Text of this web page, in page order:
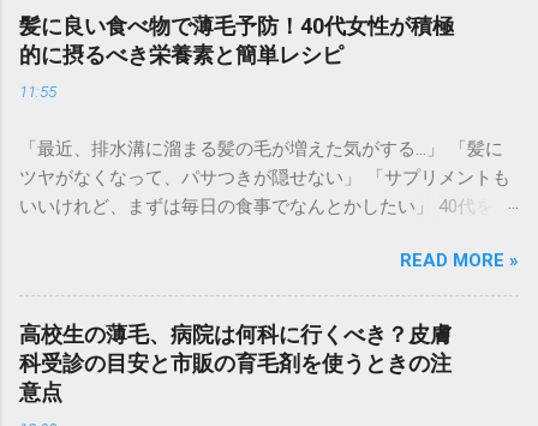
す。育毛には時間がかかりますが、冠婚葬祭は待ってくれま
せん。 実は、現代の「大人の身だしなみ」として、 即日で薄
毛をカバーして若々しい印象を取り戻すテクニック が定着し
つつあります。マナーとしての清潔感を整え、自信を持って
す。 なぜ冠婚葬祭では「薄毛カバー」が重要なのか？ 冠婚葬
祭は、久々に会う親戚や知人が一堂に会する場です。そこで
の第一印象は、その後のイメージに大きく影響を与えます。
肌の白さが強調されます。そのため、地肌の透けが普段より
も目立ってしまう傾向があります。 写真や動画に残る : 結婚
式などの慶事では、一生残る写真に記録されます。後で見返
したときに後悔しない準備が必要です。 清潔感とエチケット :
髪を整えることは、相手への敬意でもあります。ボリューム
髪に良い食べ物で薄毛予防！40代女性が積極
的に摂るべき栄養素と簡単レシピ
11:55
「最近、排水溝に溜まる髪の毛が増えた気がする…」 「髪に
ツヤがなくなって、パサつきが隠せない」 「サプリメントも
いいけれど、まずは毎日の食事でなんとかしたい」 40代を迎
す。実は、髪は「血余（けつよ）」とも呼ばれ、体内の栄養
が十分に行き渡った後、最後に余った栄養で作られる場所。
つまり、**髪の悩みは「体からの栄養不足のサイン」**かも
しれません。 高級なシャンプーや育毛剤を使う前に、まずは
体の中から「髪の材料」を届けてあげることが、根本的な薄
毛予防への近道です。 この記事では、40代女性が美髪を取り
READ MORE »
高校生の薄毛、病院は何科に行くべき？皮膚
科受診の目安と市販の育毛剤を使うときの注
意点